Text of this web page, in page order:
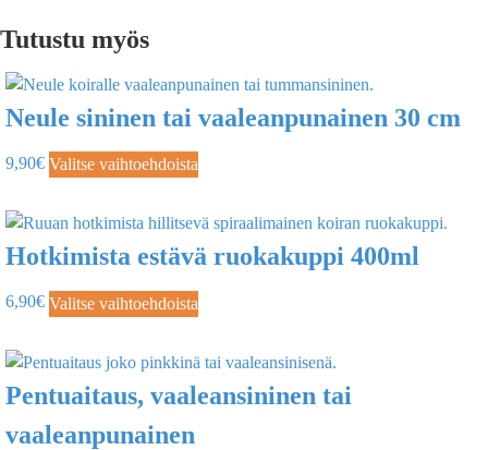
Tutustu myös
Neule sininen tai vaaleanpunainen 30 cm
9,90€ Valitse vaihtoehdoista
Hotkimista estävä ruokakuppi 400ml
6,90€ Valitse vaihtoehdoista
Pentuaitaus, vaaleansininen tai
vaaleanpunainen